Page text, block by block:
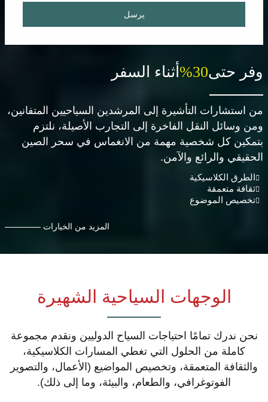
يرسل
وفر حتى30% أثناء السفر
من استشارات التأشيرة إلى المرشدين السياحيين المتفانين،
ومن وسائل النقل الفاخرة إلى التجارب الأصيلة، نلتزم
بتمكين كل شخصية مهمة من الانغماس في سحر الصين
الحقيقي والرائع والآمن.
الطرق الكلاسيكية
ثقافة متعمقة
تخصيص الموضوع
المزيد من الخيارات
الوجهات السياحية الشهيرة
نحن ندرك تمامًا احتياجات السياح الدوليين ونقدم مجموعة
كاملة من الحلول التي تغطي المسارات الكلاسيكية،
والثقافة المتعمقة، وتخصيص المواضيع (الأعمال، والتصوير
الفوتوغرافي، والطعام، والبيئة، وما إلى ذلك).